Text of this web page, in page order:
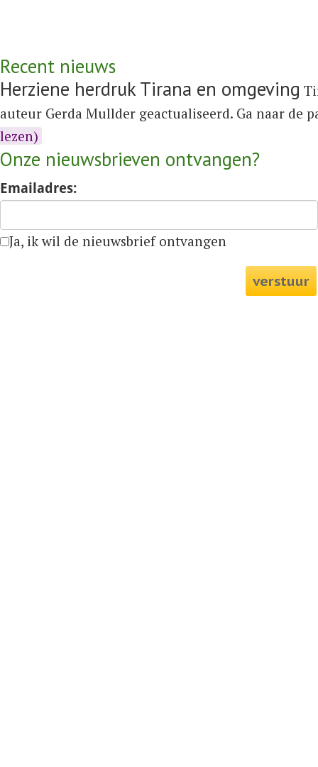
Recent nieuws
Herziene herdruk Tirana en omgeving
auteur Gerda Mullder geactualiseerd. Ga naar de
lezen)
Onze nieuwsbrieven ontvangen?
Emailadres:
Ja, ik wil de nieuwsbrief ontvangen
verstuur